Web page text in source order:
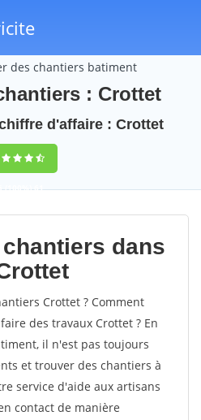
des chantiers batiment
: Crottet
d'affaire : Crottet
(100%)61
votes
dans
Crottet ? Comment
des travaux Crottet ? En
il n'est pas toujours
et trouver des chantiers à
service d'aide aux artisans
contact de manière